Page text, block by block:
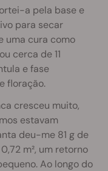
a pela base e
para secar
uma cura como
cerca de 11
e fase
floração.
cresceu muito,
estavam
deu-me 81 g de
m², um retorno
Ao longo do